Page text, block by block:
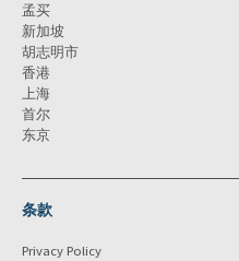
孟买
新加坡
胡志明市
香港
上海
首尔
东京
条款
Privacy Policy